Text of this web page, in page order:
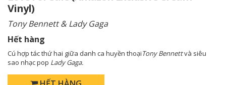
Vinyl)
Tony Bennett & Lady Gaga
Hết hàng
Cú hợp tác thứ hai giữa danh ca huyền thoạiTony Bennettvà siêu
sao nhạc pop Lady Gaga.